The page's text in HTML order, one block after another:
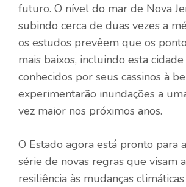
futuro. O nível do mar de Nova
subindo cerca de duas vezes a
os estudos prevêem que os
mais baixos, incluindo esta
conhecidos por seus cassinos à
experimentarão inundações a
vez maior nos próximos anos.
O Estado agora está pronto para
série de novas regras que visam
resiliência às mudanças